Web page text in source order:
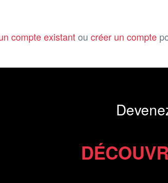
compte existantou créer un compte